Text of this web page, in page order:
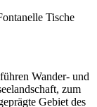
Wander- und
zum
Gebiet des